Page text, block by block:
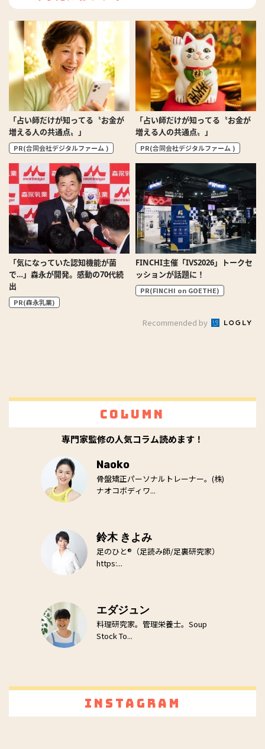
「占い師だけが知ってる〝お金が
増える人の共通点〟」
PR(合同会社デジタルファーム )
「占い師だけが知ってる〝お金が
増える人の共通点〟」
PR(合同会社デジタルファーム )
「気になっていた認知機能が菌
で…」森永が開発。感動の70代続
出
PR(森永乳業)
FINCHI主催「IVS2026」トークセ
ッションが話題に！
PR(FINCHI on GOETHE)
Recommended by
Column
専門家監修の人気コラム読めます！
Naoko
骨盤矯正パーソナルトレーナー。(株)
ナオコボディワ...
鈴木 きよみ
足のひと®（足読み師/足裏研究家）
https:...
エダジュン
料理研究家。管理栄養士。Soup
Stock To...
Instagram